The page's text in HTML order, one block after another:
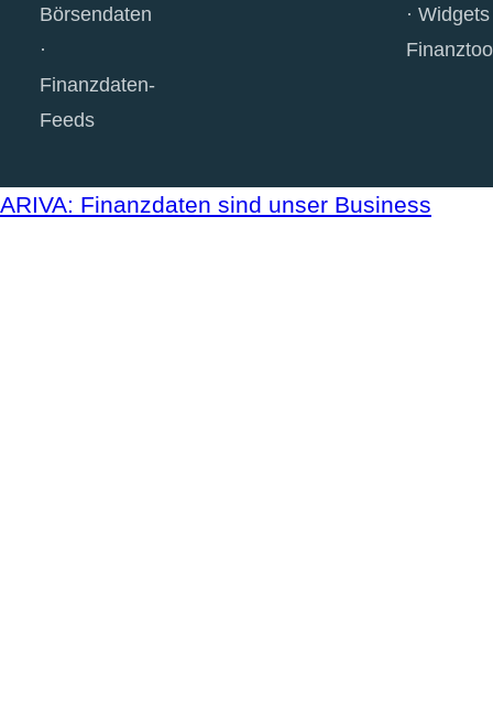
Börsendaten
Finanzdaten-
Feeds
ARIVA: Finanzdaten sind unser Business